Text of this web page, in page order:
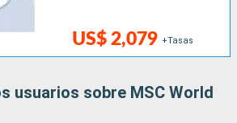
US$ 2,079 +Tasas
usuarios sobre MSC World